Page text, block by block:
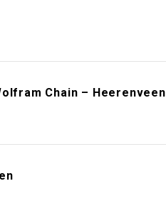
Chain – Heerenveen